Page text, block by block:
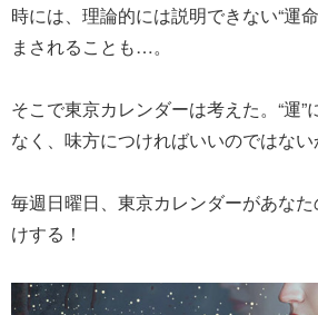
時には、理論的には説明できない“運
まされることも…。
そこで東京カレンダーは考えた。“運
なく、味方につければいいのではない
毎週日曜日、東京カレンダーがあな
けする！